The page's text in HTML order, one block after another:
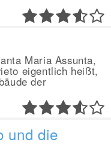
Maria Assunta,
eigentlich heißt,
der
und die